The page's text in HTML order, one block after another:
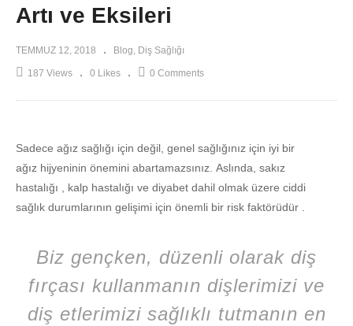
Artı ve Eksileri
TEMMUZ 12, 2018 Blog Diş Sağlığı
187 Views 0 Likes 0 Comments
Sadece ağız sağlığı için değil, genel sağlığınız için iyi bir
ağız hijyeninin önemini abartamazsınız. Aslında, sakız
hastalığı , kalp hastalığı ve diyabet dahil olmak üzere ciddi
sağlık durumlarının gelişimi için önemli bir risk faktörüdür .
Biz gençken, düzenli olarak diş
fırçası kullanmanın dişlerimizi ve
diş etlerimizi sağlıklı tutmanın en